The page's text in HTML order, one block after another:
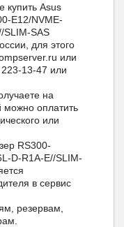
Asus
E12/NVME-
SLIM-SAS
для этого
или
13-47 или
на
можно оплатить
или
RS300-
D-R1A-E//SLIM-
в сервис
резервам,